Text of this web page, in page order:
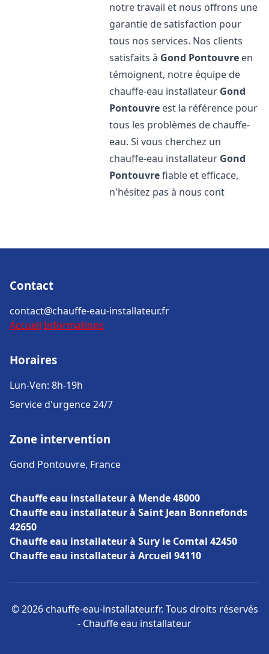
notre travail et nous offrons une
garantie de satisfaction pour
tous nos services. Nos clients
satisfaits à Gond Pontouvre en
témoignent, notre équipe de
chauffe-eau installateur Gond
Pontouvre est la référence pour
tous les problèmes de chauffe-
eau. Si vous cherchez un
chauffe-eau installateur Gond
Pontouvrefiable et efficace,
n'hésitez pas à nous cont
Contact
contact@chauffe-eau-installateur.fr
Accueil Informations
Horaires
Lun-Ven: 8h-19h
Service d'urgence 24/7
Zone intervention
Gond Pontouvre, France
Chauffe eau installateur à Mende 48000
Chauffe eau installateur à Saint Jean Bonnefonds
42650
Chauffe eau installateur à Sury le Comtal 42450
Chauffe eau installateur à Arcueil 94110
© 2026 chauffe-eau-installateur.fr. Tous droits réservés
- Chauffe eau installateur